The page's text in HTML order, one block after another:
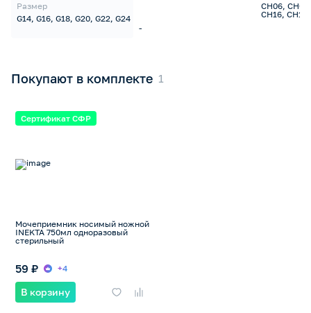
Размер
G14, G16, G18, G20, G22, G24
-
СН06,
СН16,
Покупают в комплекте
Сертификат СФР
Мочеприемник носимый ножной
INEKTA 750мл одноразовый
стерильный
59 ₽ +4
В корзину